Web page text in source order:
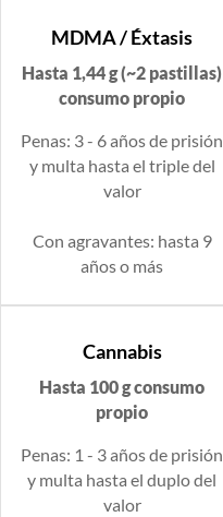
MDMA / Éxtasis
Hasta 1,44 g (~2 pastillas)
consumo propio
Penas: 3 - 6 años de prisión
y multa hasta el triple del
valor
Con agravantes: hasta 9
años o más
Cannabis
Hasta 100 g consumo
propio
Penas: 1 - 3 años de prisión
y multa hasta el duplo del
valor